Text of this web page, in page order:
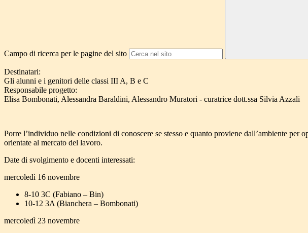
Campo di ricerca per le pagine del sito
Destinatari:
Gli alunni e i genitori delle classi III A, B e C
Responsabile progetto:
Elisa Bombonati, Alessandra Baraldini, Alessandro Muratori - curatrice dott.ssa Silvia Azzali
Porre l’individuo nelle condizioni di conoscere se stesso e quanto proviene dall’ambiente
orientate al mercato del lavoro.
Date di svolgimento e docenti interessati:
mercoledì 16 novembre
8-10 3C (Fabiano – Bin)
10-12 3A (Bianchera – Bombonati)
mercoledì 23 novembre